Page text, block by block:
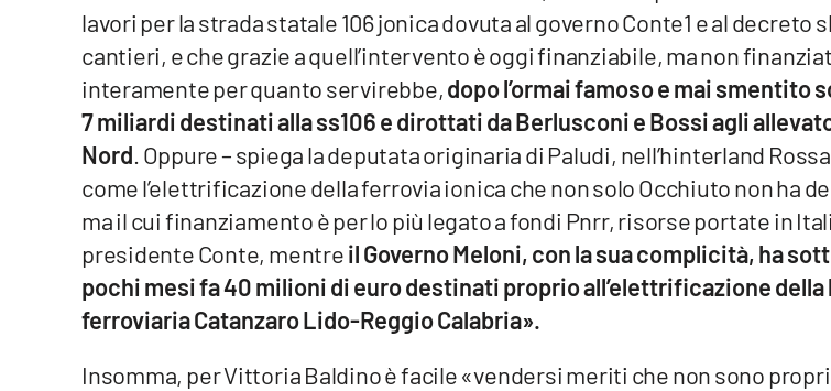
Vai
lavori per la strada statale 106 jonica dovuta al governo Conte1 e al decreto
cantieri, e che grazie a quell’intervento è oggi finanziabile, ma non
interamente per quanto servirebbe,dopo l’ormai famoso e mai smentito
7 miliardi destinati alla ss106 e dirottati da Berlusconi e Bossi agli
Nord. Oppure – spiega la deputata originaria di Paludi, nell’hinterland
come l’elettrificazione della ferrovia ionica che non solo Occhiuto non ha
ma il cui finanziamento è per lo più legato a fondi Pnrr, risorse portate in
presidente Conte, mentreil Governo Meloni, con la sua complicità, ha
pochi mesi fa 40 milioni di euro destinati proprio all’elettrificazione della
ferroviaria Catanzaro Lido-Reggio Calabria».
Insomma, per Vittoria Baldino è facile «vendersi meriti che non sono